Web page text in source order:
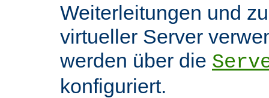
Weiterleitungen und
virtueller Server
werden über die
konfiguriert.